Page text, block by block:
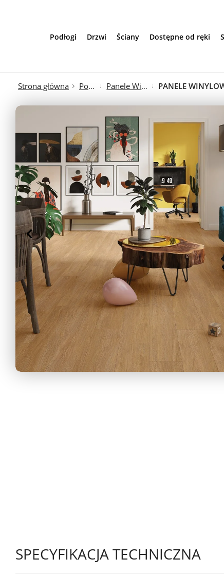
Podłogi Drzwi Ściany Dostępne od ręki
Strona główna Podłogi Panele Winylowe
SPECYFIKACJA TECHNICZNA